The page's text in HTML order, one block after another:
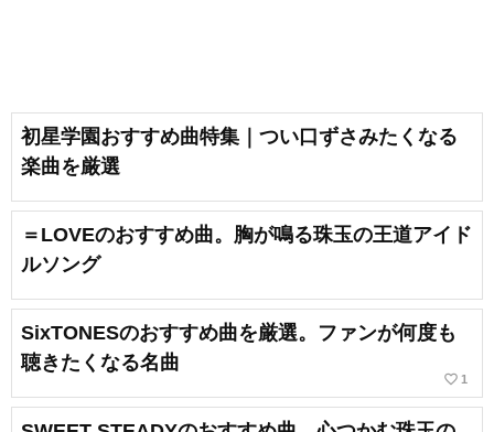
初星学園おすすめ曲特集｜つい口ずさみたくなる
楽曲を厳選
＝LOVEのおすすめ曲。胸が鳴る珠玉の王道アイド
ルソング
SixTONESのおすすめ曲を厳選。ファンが何度も
聴きたくなる名曲
favorite_border 1